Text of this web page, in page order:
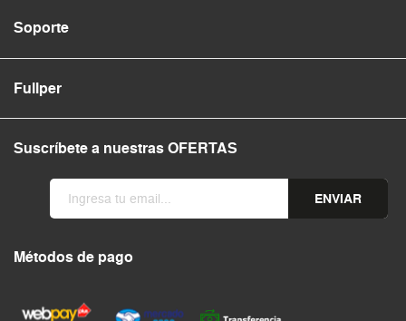
Soporte
Fullper
Suscríbete a nuestras OFERTAS
ENVIAR
Métodos de pago